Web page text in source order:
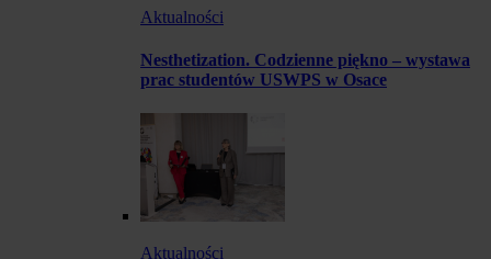
Aktualności
Nesthetization. Codzienne piękno – wystawa
prac studentów USWPS w Osace
Aktualności